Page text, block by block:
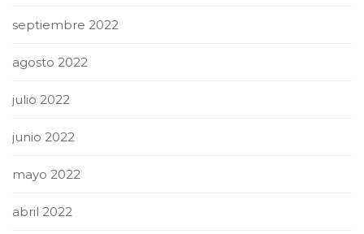
septiembre 2022
agosto 2022
julio 2022
junio 2022
mayo 2022
abril 2022